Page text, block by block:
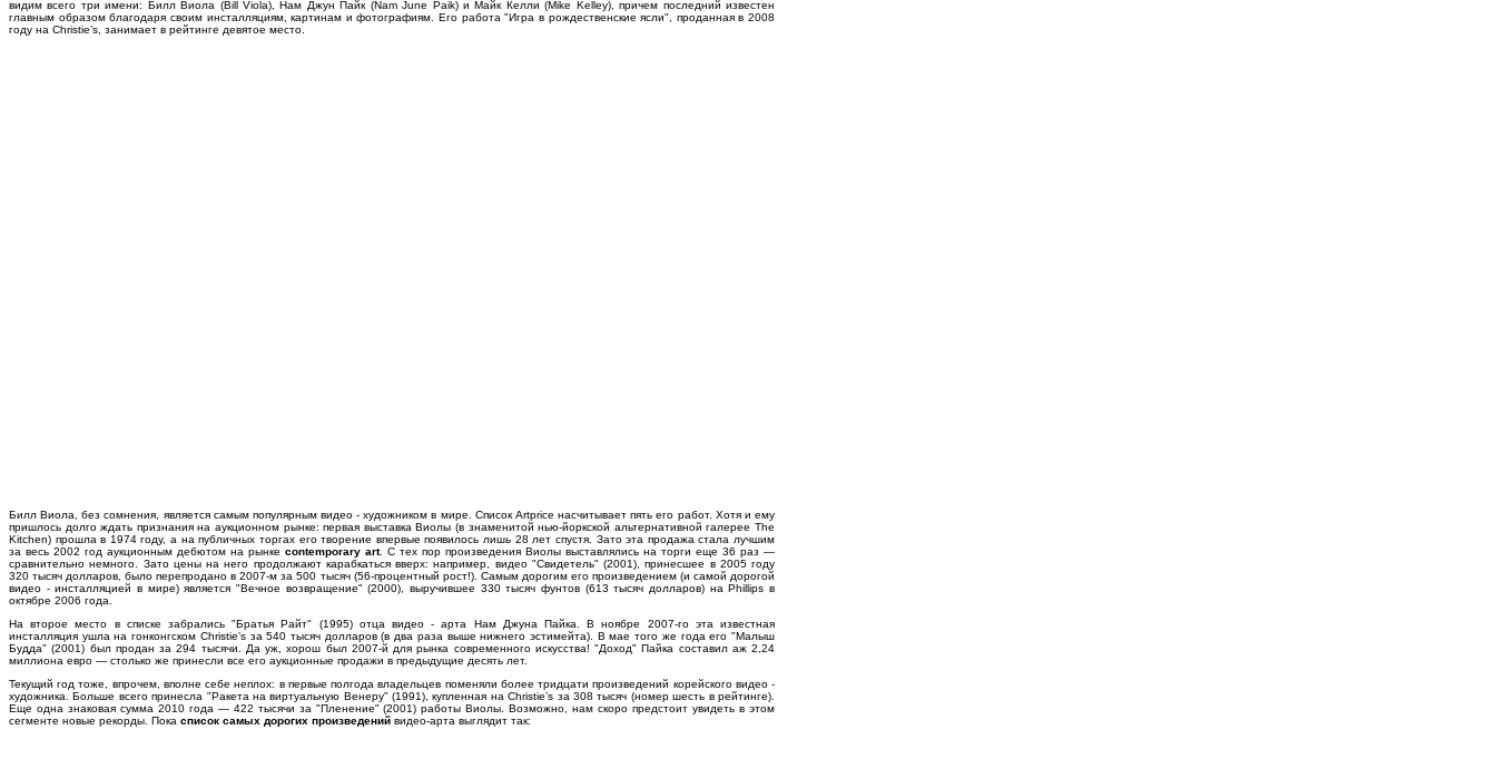
видим всего три имени: Билл Виола (Bill Viola), Нам Джун Пайк (Nam June Paik) и Майк Келли (Mike Kelley), причем последний известен
главным образом благодаря своим инсталляциям, картинам и фотографиям. Его работа "Игра в рождественские ясли", проданная в 2008
году на Christie’s, занимает в рейтинге девятое место.
Билл Виола, без сомнения, является самым популярным видео - художником в мире. Список Artprice насчитывает пять его работ. Хотя и ему
пришлось долго ждать признания на аукционном рынке: первая выставка Виолы (в знаменитой нью-йоркской альтернативной галерее The
Kitchen) прошла в 1974 году, а на публичных торгах его творение впервые появилось лишь 28 лет спустя. Зато эта продажа стала лучшим
за весь 2002 год аукционным дебютом на рынке contemporary art. С тех пор произведения Виолы выставлялись на торги еще 36 раз —
сравнительно немного. Зато цены на него продолжают карабкаться вверх: например, видео "Свидетель" (2001), принесшее в 2005 году
320 тысяч долларов, было перепродано в 2007-м за 500 тысяч (56-процентный рост!). Самым дорогим его произведением (и самой дорогой
видео - инсталляцией в мире) является "Вечное возвращение" (2000), выручившее 330 тысяч фунтов (613 тысяч долларов) на Phillips в
октябре 2006 года.
На второе место в списке забрались "Братья Райт" (1995) отца видео - арта Нам Джуна Пайка. В ноябре 2007-го эта известная
инсталляция ушла на гонконгском Christie’s за 540 тысяч долларов (в два раза выше нижнего эстимейта). В мае того же года его "Малыш
Будда" (2001) был продан за 294 тысячи. Да уж, хорош был 2007-й для рынка современного искусства! "Доход" Пайка составил аж 2,24
миллиона евро — столько же принесли все его аукционные продажи в предыдущие десять лет.
Текущий год тоже, впрочем, вполне себе неплох: в первые полгода владельцев поменяли более тридцати произведений корейского видео -
художника. Больше всего принесла "Ракета на виртуальную Венеру" (1991), купленная на Christie’s за 308 тысяч (номер шесть в рейтинге).
Еще одна знаковая сумма 2010 года — 422 тысячи за "Пленение" (2001) работы Виолы. Возможно, нам скоро предстоит увидеть в этом
сегменте новые рекорды. Пока список самых дорогих произведений видео-арта выглядит так: